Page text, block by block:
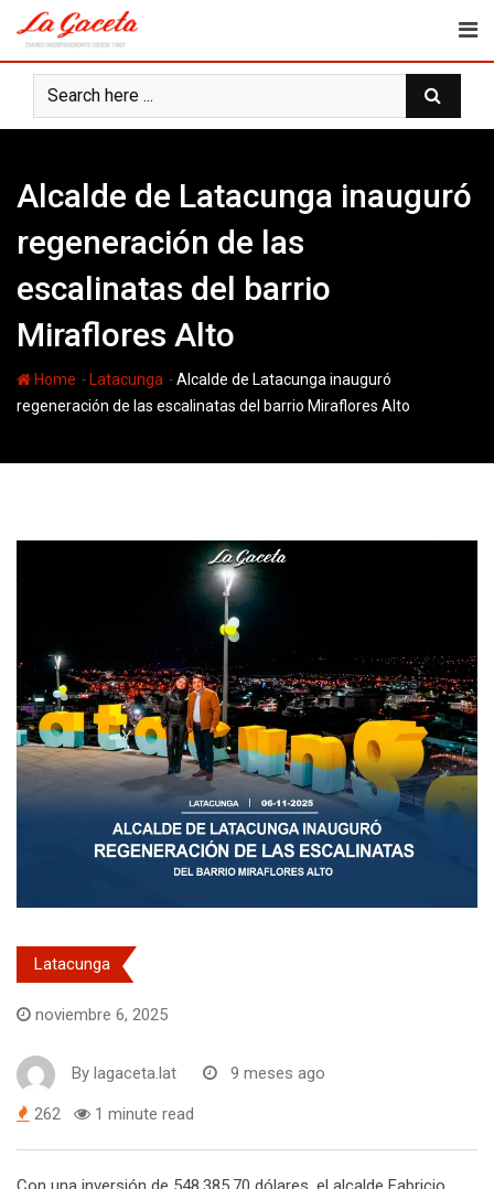
content
Alcalde de Latacunga inauguró
regeneración de las
escalinatas del barrio
Miraflores Alto
Home - Latacunga -Alcalde de Latacunga inauguró
regeneración de las escalinatas del barrio Miraflores Alto
Latacunga
noviembre 6, 2025
By lagaceta.lat 9 meses ago
262 1 minute read